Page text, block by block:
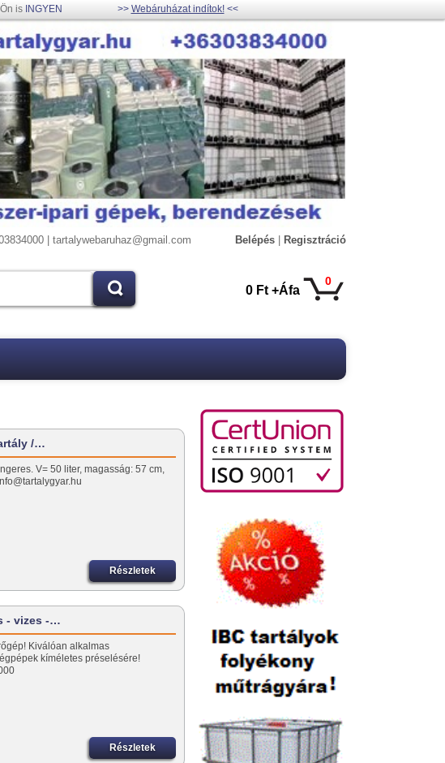
is INGYEN >> Webáruházat indítok!<<
| tartalywebaruhaz@gmail.com Belépés Regisztráció
0
0 Ft +Áfa
/…
V= 50 liter, magasság: 57 cm,
Részletek
- vizes -…
Kiválóan alkalmas
kíméletes préselésére!
Részletek